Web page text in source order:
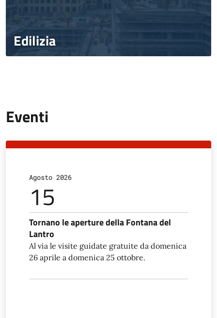
Edilizia
Eventi
Agosto 2026
15
Tornano le aperture della Fontana del
Lantro
Al via le visite guidate gratuite da domenica
26 aprile a domenica 25 ottobre.